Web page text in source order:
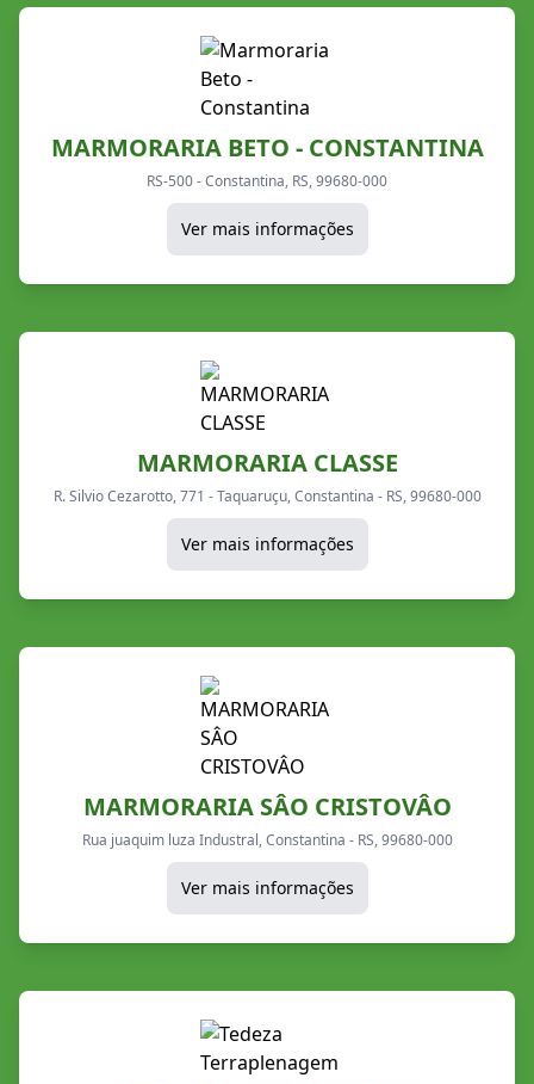
MARMORARIA BETO - CONSTANTINA
RS-500 - Constantina, RS, 99680-000
Ver mais informações
MARMORARIA CLASSE
R. Silvio Cezarotto, 771 - Taquaruçu, Constantina - RS, 99680-000
Ver mais informações
MARMORARIA SÂO CRISTOVÂO
Rua juaquim luza Industral, Constantina - RS, 99680-000
Ver mais informações